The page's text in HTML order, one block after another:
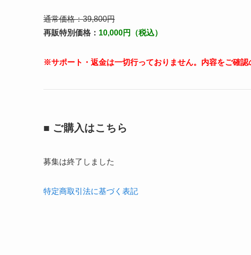
通常価格：39,800円
再販特別価格： 10,000円（税込）
※サポート・返金は一切行っておりません。内容をご確認
■ ご購入はこちら
募集は終了しました
特定商取引法に基づく表記